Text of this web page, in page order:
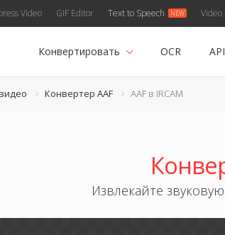
Video GIF Editor Text to Speech Video
Конвертировать OCR API
Конвертер AAF AAF в IRCAM
Извлекайте